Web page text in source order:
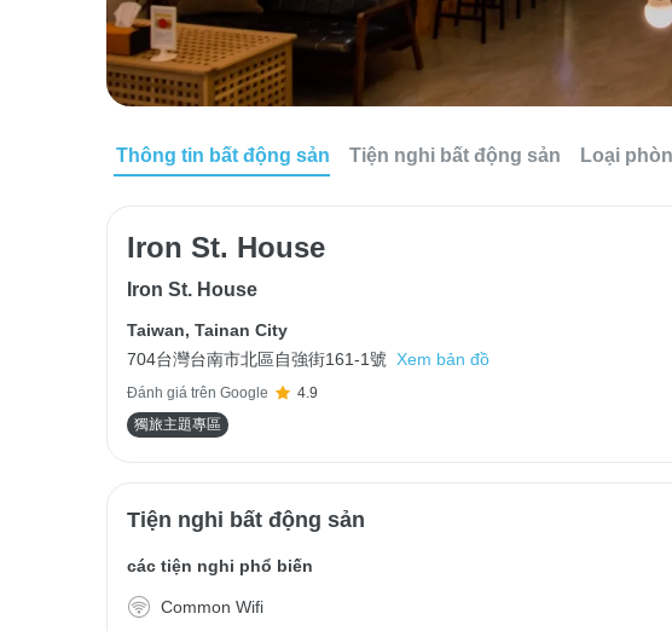
Thông tin bất động sản Tiện nghi bất động sản Loại
Iron St. House
Iron St. House
Taiwan, Tainan City
704台灣台南市北區自強街161-1號
Xem bản đồ
Đánh giá trên Google
4.9
獨旅主題專區
Tiện nghi bất động sản
các tiện nghi phổ biến
Common Wifi